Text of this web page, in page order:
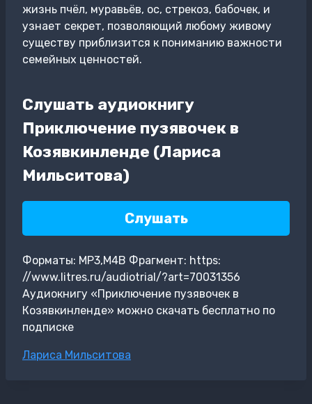
жизнь пчёл, муравьёв, ос, стрекоз, бабочек, и
узнает секрет, позволяющий любому живому
существу приблизится к пониманию важности
семейных ценностей.
Слушать аудиокнигу
Приключение пузявочек в
Козявкинленде (Лариса
Мильситова)
Слушать
Форматы: MP3,M4B Фрагмент: https:
//www.litres.ru/audiotrial/?art=70031356
Аудиокнигу «Приключение пузявочек в
Козявкинленде» можно скачать бесплатно по
подписке
Метки
Лариса Мильситова